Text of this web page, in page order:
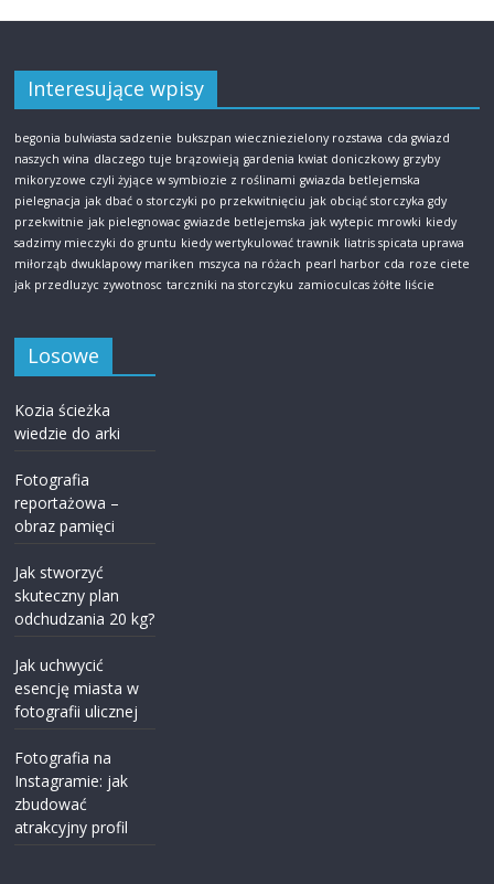
Interesujące wpisy
begonia bulwiasta sadzenie bukszpan wieczniezielony rozstawa cda gwiazd
naszych wina dlaczego tuje brązowieją gardenia kwiat doniczkowy grzyby
mikoryzowe czyli żyjące w symbiozie z roślinami gwiazda betlejemska
pielegnacja jak dbać o storczyki po przekwitnięciu jak obciąć storczyka gdy
przekwitnie jak pielegnowac gwiazde betlejemska jak wytepic mrowki kiedy
sadzimy mieczyki do gruntu kiedy wertykulować trawnik liatris spicata uprawa
miłorząb dwuklapowy mariken mszyca na różach pearl harbor cda roze ciete
jak przedluzyc zywotnosc tarczniki na storczyku zamioculcas żółte liście
Losowe
Kozia ścieżka
wiedzie do arki
Fotografia
reportażowa –
obraz pamięci
Jak stworzyć
skuteczny plan
odchudzania 20 kg?
Jak uchwycić
esencję miasta w
fotografii ulicznej
Fotografia na
Instagramie: jak
zbudować
atrakcyjny profil